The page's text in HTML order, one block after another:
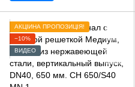
АКЦІЙНА ПРОПОЗИЦІЯ!
−10%
ВИДЕО